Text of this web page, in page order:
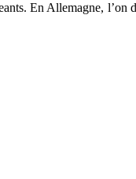
En Allemagne, l’on